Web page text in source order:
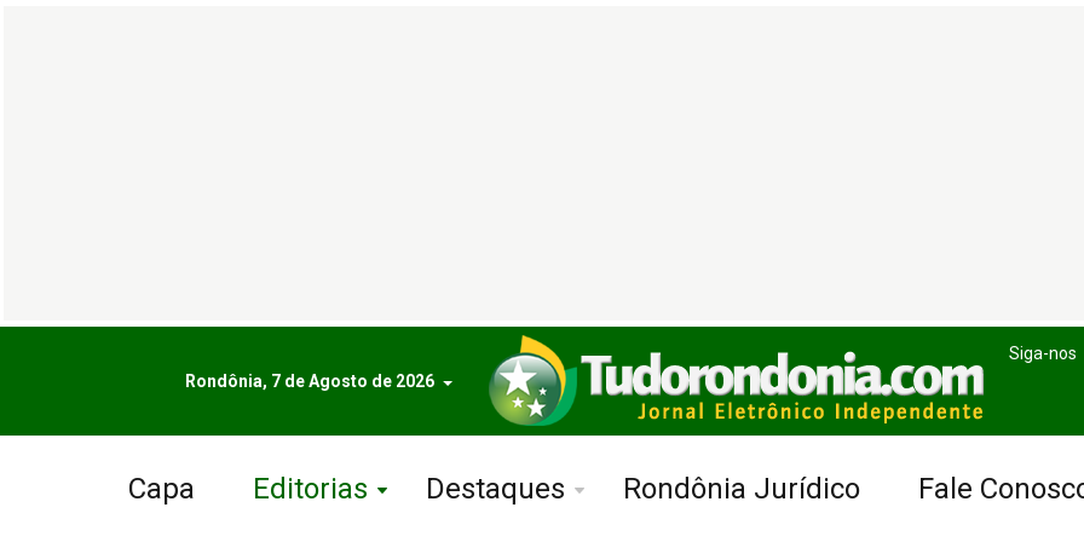
Rondônia, 7 de Agosto de 2026
Siga-nos
Capa Editorias Destaques Rondônia Jurídico Fale